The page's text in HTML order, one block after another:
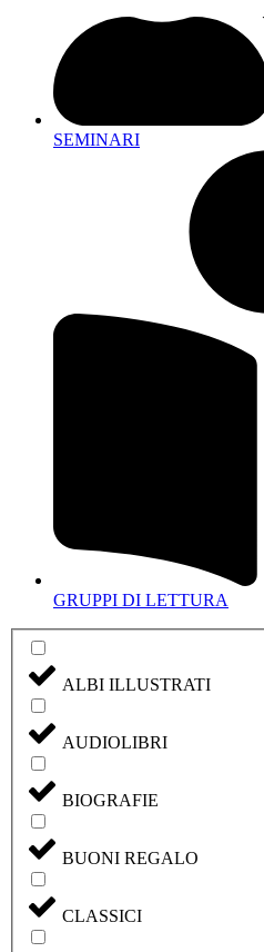
SEMINARI
GRUPPI DI LETTURA
ALBI ILLUSTRATI
AUDIOLIBRI
BIOGRAFIE
BUONI REGALO
CLASSICI